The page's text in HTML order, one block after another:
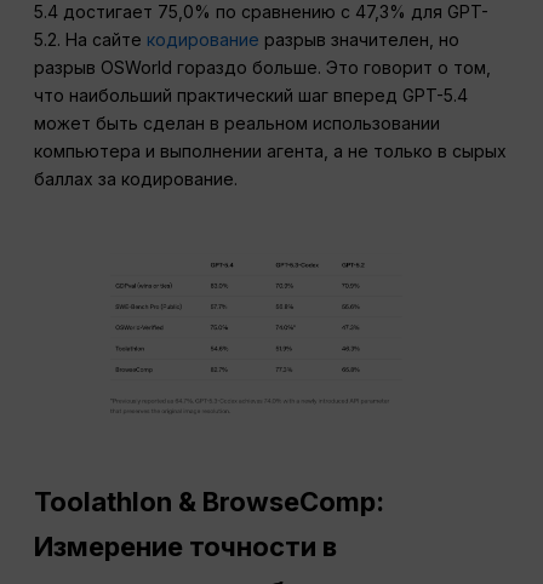
5.4 достигает 75,0% по сравнению с 47,3% для GPT-
5.2. На сайте кодирование разрыв значителен, но
разрыв OSWorld гораздо больше. Это говорит о том,
что наибольший практический шаг вперед GPT-5.4
может быть сделан в реальном использовании
компьютера и выполнении агента, а не только в сырых
баллах за кодирование.
Toolathlon & BrowseComp:
Измерение точности в